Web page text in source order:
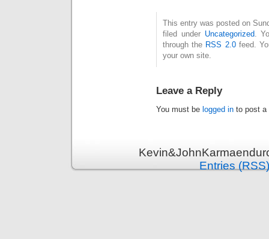
This entry was posted on
filed under Uncategorized.
through the RSS 2.0feed.
your own site.
Leave a Reply
You must be logged in to post a
Entries (RSS)